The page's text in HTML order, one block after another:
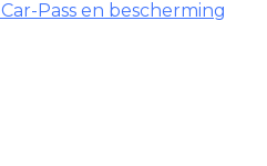
Pass en bescherming